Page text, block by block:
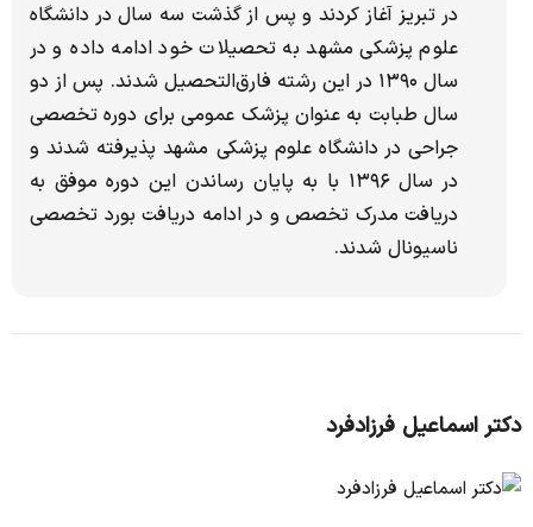
در تبریز آغاز کردند و پس از گذشت سه سال در دانشگاه
علوم پزشکی مشهد به تحصیلات خود ادامه داده و در
سال ۱۳۹۰ در این رشته فارق‌التحصیل شدند. پس از دو
سال طبابت به عنوان پزشک عمومی برای دوره تخصصی
جراحی در دانشگاه علوم پزشکی مشهد پذیرفته شدند و
در سال ۱۳۹۶ با به پایان رساندن این دوره موفق به
دریافت مدرک تخصص و در ادامه دریافت بورد تخصصی
ناسیونال شدند.
دکتر اسماعیل فرزادفرد